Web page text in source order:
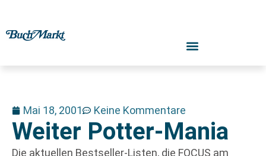
Mai 18, 2001 Keine Kommentare
Weiter Potter-Mania
Die aktuellen Bestseller-Listen, die FOCUS am